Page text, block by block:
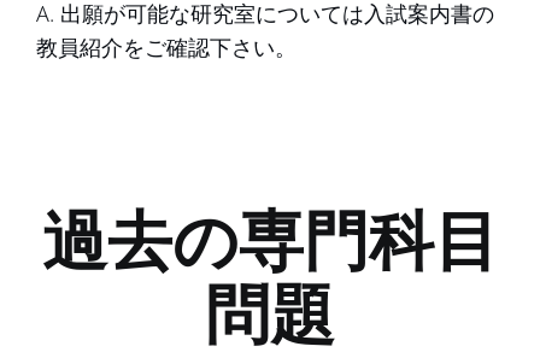
A. 出願が可能な研究室については入試案内書の
教員紹介をご確認下さい。
過去の専門科目
問題